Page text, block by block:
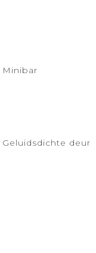
Minibar
Geluidsdichte deur